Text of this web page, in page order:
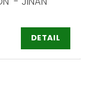
DETAIL